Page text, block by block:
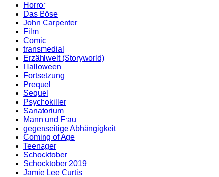
Horror
Das Böse
John Carpenter
Film
Comic
transmedial
Erzählwelt (Storyworld)
Halloween
Fortsetzung
Prequel
Sequel
Psychokiller
Sanatorium
Mann und Frau
gegenseitige Abhängigkeit
Coming of Age
Teenager
Schocktober
Schocktober 2019
Jamie Lee Curtis